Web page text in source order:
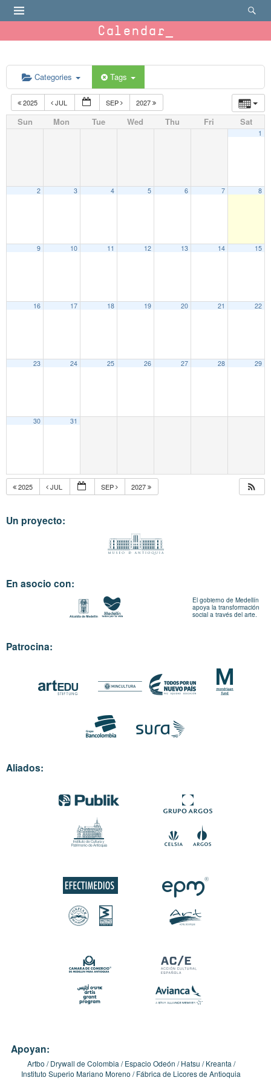
Calendar
Categories Tags
2025 JUL SEP 2027
Sun Mon Tue Wed Thu Fri Sat
1
2 3 4 5 6 7 8
9 10 11 12 13 14 15
16 17 18 19 20 21 22
23 24 25 26 27 28 29
30 31
2025 JUL SEP 2027
Un proyecto:
En asocio con:
El gobierno de Medellín
apoya la transformación
social a través del arte.
Patrocina:
Aliados:
Apoyan:
Artbo Drywall de Colombia Espacio Odeón Hatsu
Kreanta
Instituto Superio Mariano Moreno
Fábrica de Licores de Antioquia